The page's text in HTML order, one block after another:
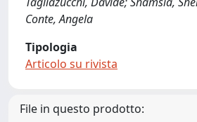
Conte, Angela
Tipologia
Articolo su rivista
File in questo prodotto: